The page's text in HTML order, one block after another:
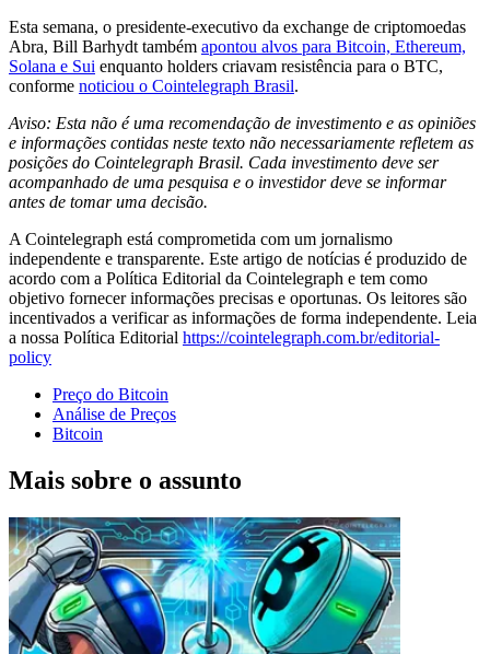
Esta semana, o presidente-executivo da exchange de criptomoedas
Abra, Bill Barhydt também apontou alvos para Bitcoin, Ethereum,
Solana e Sui enquanto holders criavam resistência para o BTC,
conforme noticiou o Cointelegraph Brasil.
Aviso: Esta não é uma recomendação de investimento e as opiniões
e informações contidas neste texto não necessariamente refletem as
posições do Cointelegraph Brasil. Cada investimento deve ser
acompanhado de uma pesquisa e o investidor deve se informar
antes de tomar uma decisão.
A Cointelegraph está comprometida com um jornalismo
independente e transparente. Este artigo de notícias é produzido de
acordo com a Política Editorial da Cointelegraph e tem como
objetivo fornecer informações precisas e oportunas. Os leitores são
incentivados a verificar as informações de forma independente. Leia
a nossa Política Editorial https://cointelegraph.com.br/editorial-
policy
Preço do Bitcoin
Análise de Preços
Bitcoin
Mais sobre o assunto